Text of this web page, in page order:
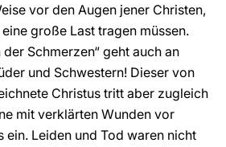
vor den Augen jener Christen,
große Last tragen müssen.
Schmerzen“ geht auch an
und Schwestern! Dieser von
Christus tritt aber zugleich
mit verklärten Wunden vor
ein. Leiden und Tod waren nicht